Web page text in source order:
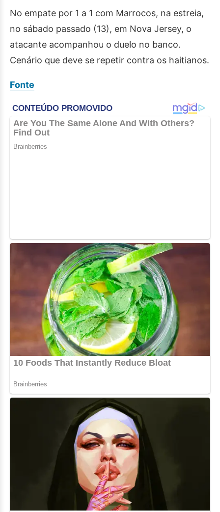
No empate por 1 a 1 com Marrocos, na estreia,
no sábado passado (13), em Nova Jersey, o
atacante acompanhou o duelo no banco.
Cenário que deve se repetir contra os haitianos.
Fonte